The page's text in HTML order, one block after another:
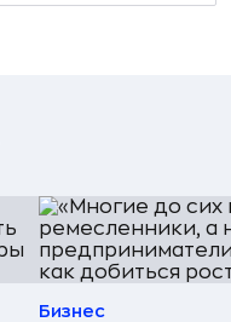
Бизнес